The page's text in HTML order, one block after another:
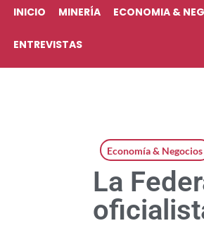
INICIO MINERÍA ECONOMIA &
ENTREVISTAS
Economía & Negocios
La